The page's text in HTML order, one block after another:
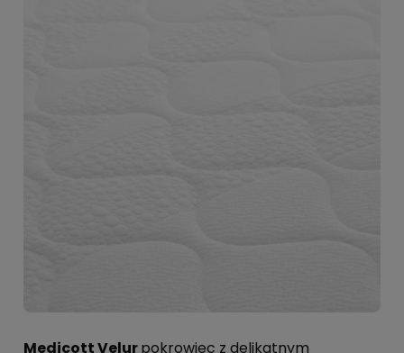
Medicott Velurpokrowiec z delikatnym